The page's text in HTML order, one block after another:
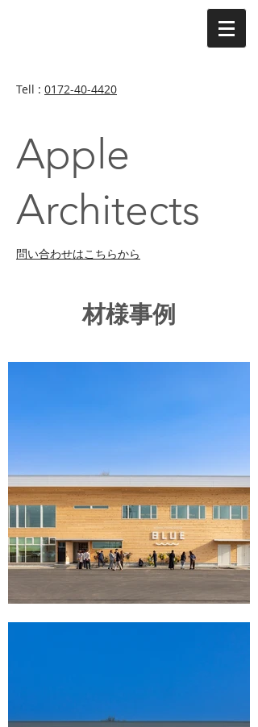
Tell : 0172-40-4420
Apple
Architects
​問い合わせはこちらから
材様事例